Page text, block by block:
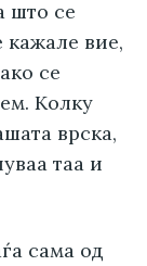
што се
кажале вие,
се
Колку
врска,
таа и
сама од